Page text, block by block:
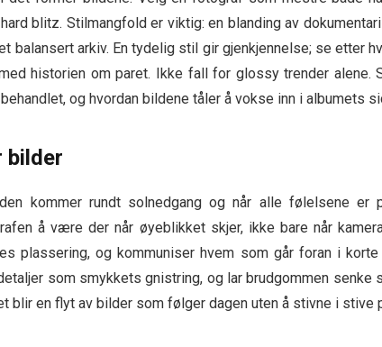
blitz. Stilmangfold er viktig: en blanding av
balansert arkiv. En tydelig stil gir gjenkjennelse; se etter
historien om paret. Ikke fall for glossy trender alene.
og hvordan bildene tåler å vokse inn i albumets
bilder
kommer rundt solnedgang og når alle følelsene er
å være der når øyeblikket skjer, ikke bare når
plassering, og kommuniser hvem som går foran i korte
som smykkets gnistring, og lar brudgommen senke
blir en flyt av bilder som følger dagen uten å stivne i stive